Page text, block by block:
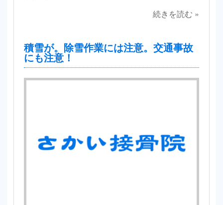
続きを読む »
積雪が。除雪作業には注意。交通事故
にも注意！